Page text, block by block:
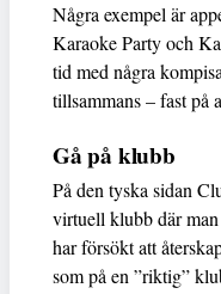
Några exempel är
Karaoke Party och
tid med några
tillsammans – fast på
Gå på klubb
På den tyska sidan
virtuell klubb där
har försökt att
som på en ”riktig”